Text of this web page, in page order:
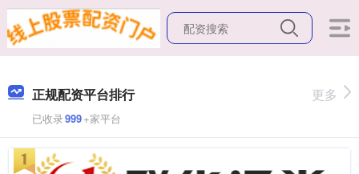
正规配资平台排行
已收录999+家平台
更多